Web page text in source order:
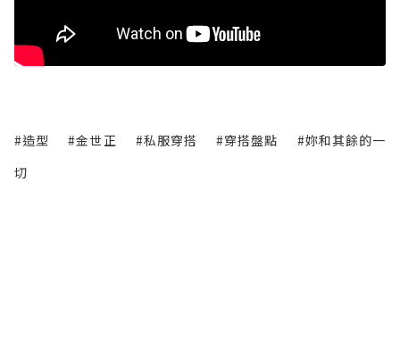
#造型 #金世正 #私服穿搭 #穿搭盤點
#妳和其餘的一
切